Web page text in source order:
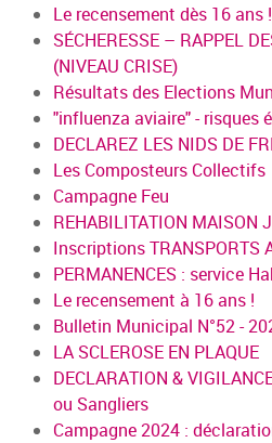
Le recensement dès 16 ans !
SÉCHERESSE – RAPPEL
(NIVEAU CRISE)
Résultats des Elections
"influenza aviaire" - risques
DECLAREZ LES NIDS DE
Les Composteurs Collectifs
Campagne Feu
REHABILITATION MAISON
Inscriptions TRANSPORTS
PERMANENCES : service
Le recensement à 16 ans !
Bulletin Municipal N°52 -
LA SCLEROSE EN PLAQUE
DECLARATION &
ou Sangliers
Campagne 2024 :